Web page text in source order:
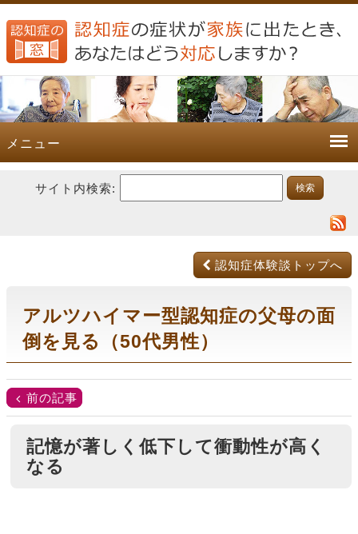
メニュー
サイト内検索:
認知症体験談トップへ
アルツハイマー型認知症の父母の面
倒を見る（50代男性）
前の記事
記憶が著しく低下して衝動性が高く
なる